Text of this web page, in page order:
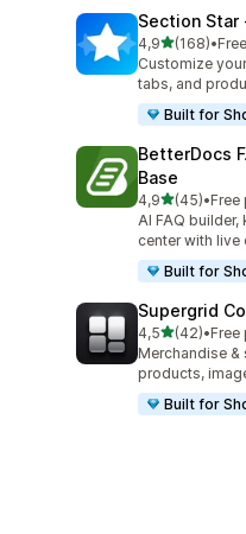
Section Star
4,9av 5 stjerner
(168)
Totalt 168 •Free
Customize
tabs, and
Built for
BetterDocs
Base
4,9av 5 stjerner
(45)
Totalt 45 •Free
AI FAQ
center with live
Built for
Supergrid
4,5av 5 stjerner
(42)
Totalt 42 •Free
Merchandise
products,
Built for